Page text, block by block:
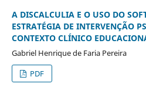
A DISCALCULIA E O USO DO
ESTRATÉGIA DE INTERVENÇÃO
CONTEXTO CLÍNICO
Gabriel Henrique de Faria Pereira
PDF